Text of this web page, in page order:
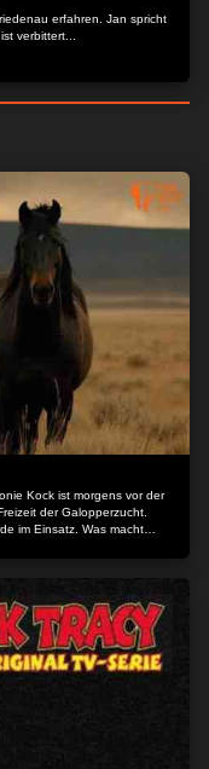
erfahren. Jan spricht
verbittert...
Kock ist morgens vor der
der Galopperzucht.
im Einsatz. Was macht